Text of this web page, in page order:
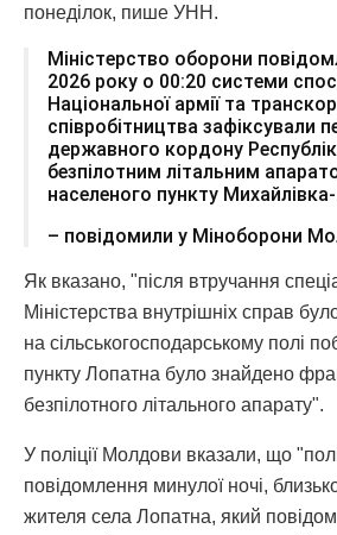
понеділок, пише УНН.
Міністерство оборони
2026 року о 00:20 системи
Національної армії та
співробітництва зафіксували
державного кордону
безпілотним літальним
населеного пункту
– повідомили у Міноборони
Як вказано, "після втручання
Міністерства внутрішніх справ
на сільськогосподарському полі
пункту Лопатна було знайдено
безпілотного літального апарату".
У поліції Молдови вказали, що
повідомлення минулої ночі,
жителя села Лопатна, який